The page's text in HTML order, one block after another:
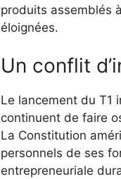
produits assemblés
éloignées.
Un conflit
Le lancement du T1
continuent de faire
La Constitution
personnels de ses
entrepreneuriale